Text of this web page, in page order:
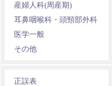
産婦人科(周産期)
耳鼻咽喉科・頭頸部外科
医学一般
その他
正誤表